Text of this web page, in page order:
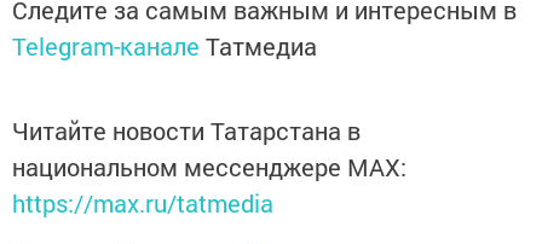
Следите за самым важным и интересным в
Telegram-канале Татмедиа
Читайте новости Татарстана в
национальном мессенджере MАХ:
https://max.ru/tatmedia